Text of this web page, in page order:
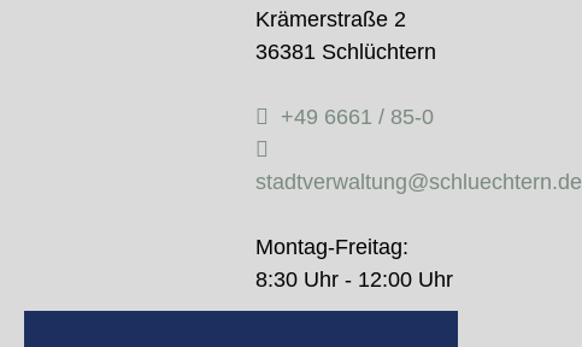
Krämerstraße 2
36381 Schlüchtern
+49 6661 / 85-0
stadtverwaltung@schluechtern.de
Montag-Freitag:
8:30 Uhr - 12:00 Uhr